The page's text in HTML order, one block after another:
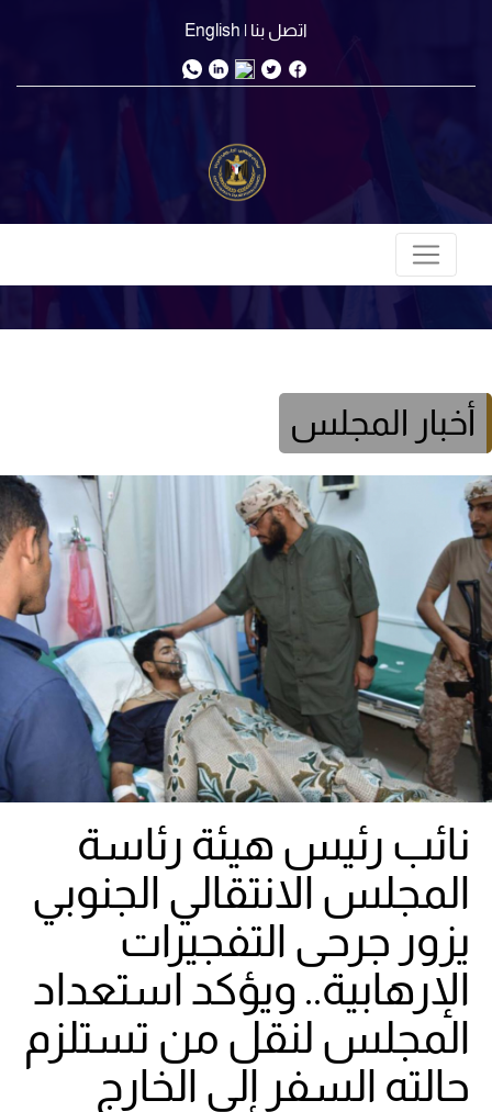
اتصل بنا | English
أخبار المجلس
نائب رئيس هيئة رئاسة
المجلس الانتقالي الجنوبي
يزور جرحى التفجيرات
الإرهابية.. ويؤكد استعداد
المجلس لنقل من تستلزم
حالته السفر إلى الخارج